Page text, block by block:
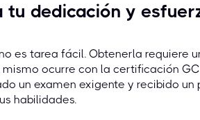
tu dedicación y
es tarea fácil. Obtenerla requiere
ocurre con la certificación
un examen exigente y recibido
habilidades.